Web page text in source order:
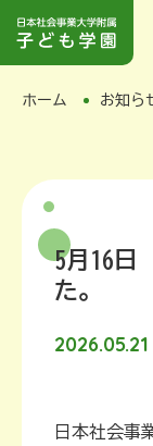
ホーム お知ら
5月16日
た。
2026.05.21
日本社会事